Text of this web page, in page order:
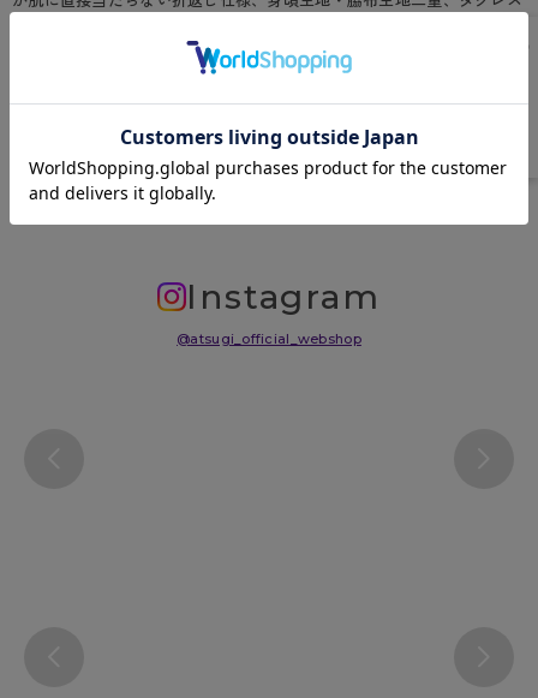
中国
サイズ表 洗濯表示について
Instagram
@atsugi_official_webshop